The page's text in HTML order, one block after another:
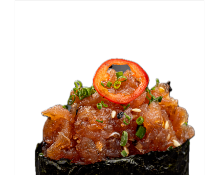
DODAJ DO KOSZYKA / SZCZEGÓŁY